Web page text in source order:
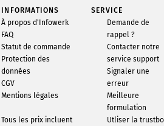
INFORMATIONS
À propos d'Infowerk
FAQ
Statut de commande
Protection des
données
CGV
Mentions légales
Tous les prix incluent
SERVICE
Demande de
rappel ?
Contacter notre
service support
Signaler une
erreur
Meilleure
formulation
Utliser la